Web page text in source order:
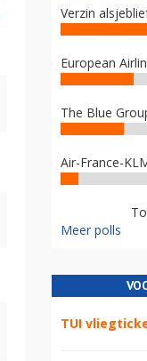
Verzin
European
The Blue
Air-France-
Meer polls
TUI